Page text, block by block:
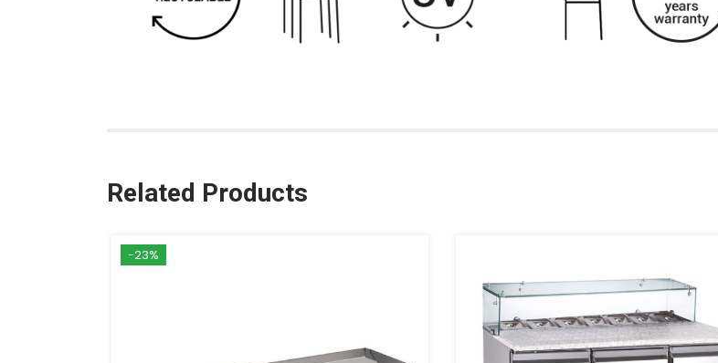
Related Products
-23%